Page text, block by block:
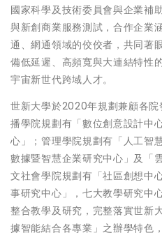
國家科學及技術委員會與企業補
與新創商業服務測試，合作企業
通、網通領域的佼佼者，共同著
備低延遲、高頻寬與大連結特性
宇宙新世代跨域人才。
世新大學於2020年規劃兼顧各
播學院規劃有「數位創意設計中
心」；管理學院規劃有「人工智
數據暨智慧企業研究中心」及「
文社會學院規劃有「社區創想中
事研究中心」，七大教學研究中
整合教學及研究，完整落實世新
據智能結合各專業」之辦學特色